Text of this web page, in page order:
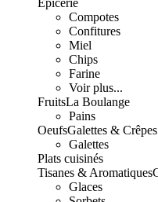
Epicerie
Compotes
Confitures
Miel
Chips
Farine
Voir plus...
FruitsLa Boulange
Pains
OeufsGalettes & Crêpes
Galettes
Plats cuisinés
Tisanes & Aromatiques
Glaces